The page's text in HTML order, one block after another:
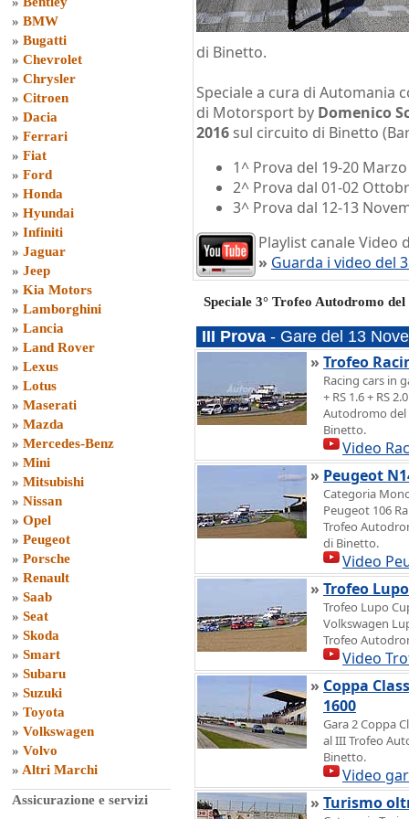
» BMW
» Bugatti
» Chevrolet
» Chrysler
» Citroen
» Dacia
» Ferrari
» Fiat
» Ford
» Honda
» Hyundai
» Infiniti
» Jaguar
» Jeep
» Kia Motors
» Lamborghini
» Lancia
» Land Rover
» Lexus
» Lotus
» Maserati
» Mazda
» Mercedes-Benz
» Mini
» Mitsubishi
» Nissan
» Opel
» Peugeot
» Porsche
» Renault
» Saab
» Seat
» Skoda
» Smart
» Subaru
» Suzuki
» Toyota
» Volkswagen
» Volvo
» Altri Marchi
Assicurazione e servizi
di Binetto.
Speciale a cura di Automania
di Motorsport by Domenico
2016 sul circuito di Binetto
1^ Prova del 19-20
2^ Prova dal 01-02
3^ Prova dal 12-13
Playlist canale Video
» Guarda i video del
Speciale 3° Trofeo Autodromo
III Prova - Gare del 13
» Trofeo
Racing cars in
+ RS 1.6 + RS
Autodromo del
Binetto.
Video
» Peugeot
Categoria
Peugeot 106
Trofeo
di Binetto.
Video
» Trofeo
Trofeo Lupo
Volkswagen
Trofeo
Video
» Coppa
1600
Gara 2 Coppa
al III Trofeo
Binetto.
Video
» Turismo